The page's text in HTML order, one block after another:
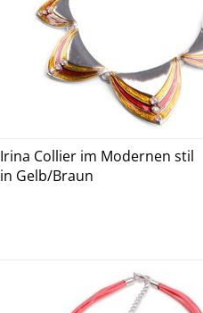
Details ansehen ›
Irina Collier im Modernen stil
in Gelb/Braun